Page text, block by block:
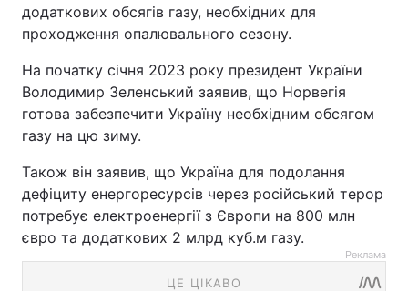
додаткових обсягів газу, необхідних для
проходження опалювального сезону.
На початку січня 2023 року президент України
Володимир Зеленський заявив, що Норвегія
готова забезпечити Україну необхідним обсягом
газу на цю зиму.
Також він заявив, що Україна для подолання
дефіциту енергоресурсів через російський терор
потребує електроенергії з Європи на 800 млн
євро та додаткових 2 млрд куб.м газу.
Реклама